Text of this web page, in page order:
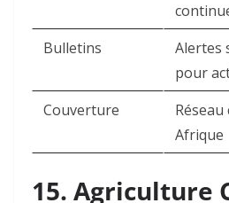
Bulletins
Alertes
pour
Couverture
Afrique ​
15. Agriculture